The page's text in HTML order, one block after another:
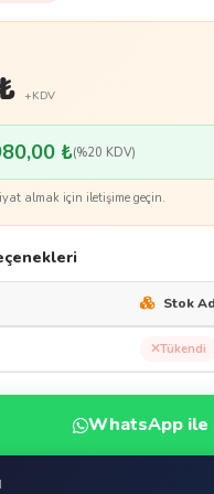
+KDV
₺(%20 KDV)
almak için iletişime geçin.
Stok
Tükendi
WhatsApp ile